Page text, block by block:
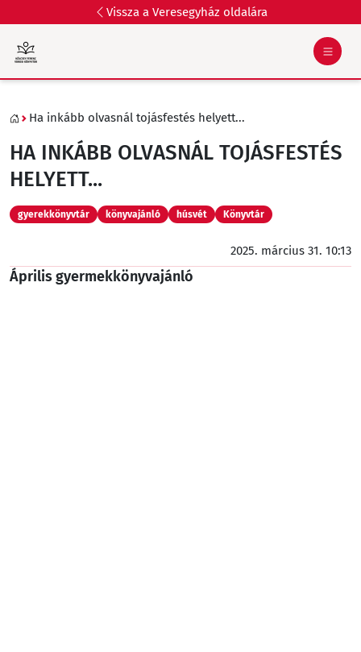
Vissza a Veresegyház oldalára
Ha inkább olvasnál tojásfestés helyett...
HA INKÁBB OLVASNÁL TOJÁSFESTÉS
HELYETT...
gyerekkönyvtár könyvajánló húsvét Könyvtár
2025. március 31. 10:13
Április gyermekkönyvajánló